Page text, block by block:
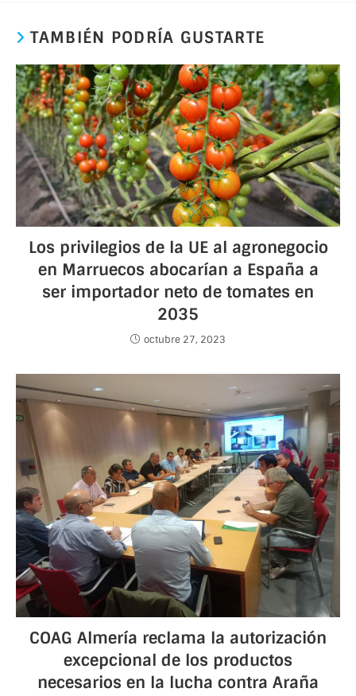
TAMBIÉN PODRÍA GUSTARTE
Los privilegios de la UE al agronegocio
en Marruecos abocarían a España a
ser importador neto de tomates en
2035
octubre 27, 2023
COAG Almería reclama la autorización
excepcional de los productos
necesarios en la lucha contra Araña